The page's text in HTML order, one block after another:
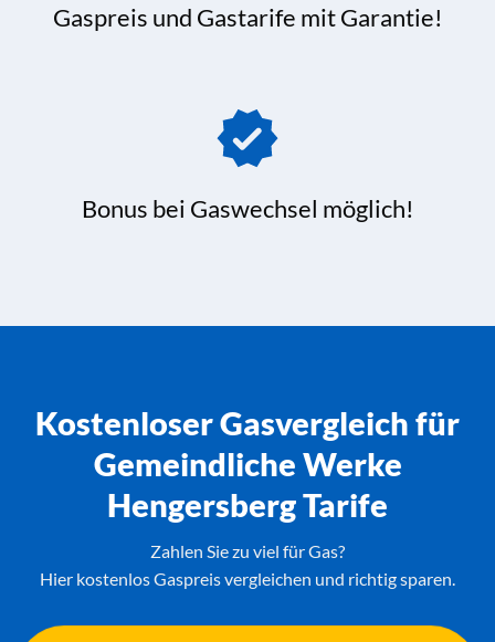
Gaspreis und Gastarife mit Garantie!
Bonus bei Gaswechsel möglich!
Kostenloser Gasvergleich für
Gemeindliche Werke
Hengersberg Tarife
Zahlen Sie zu viel für Gas?
Hier kostenlos Gaspreis vergleichen und richtig sparen.